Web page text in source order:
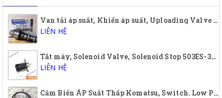
Van tải áp suất, Khiển áp suất, Uploading Valve Komatsu, 723-40-56900, 7234056900, PC200-7
LIÊN HỆ
Tắt máy, Solenoid Valve, Solenoid Stop 503ES-3TNA72, 12A5UC5S, 12S5SUC5S
LIÊN HỆ
Cảm Biến ÁP Suất Thấp Komatsu, Switch. Low Pressure, Oil Low Pressure Sensor Komatsu 421-43-32910, 4214332910